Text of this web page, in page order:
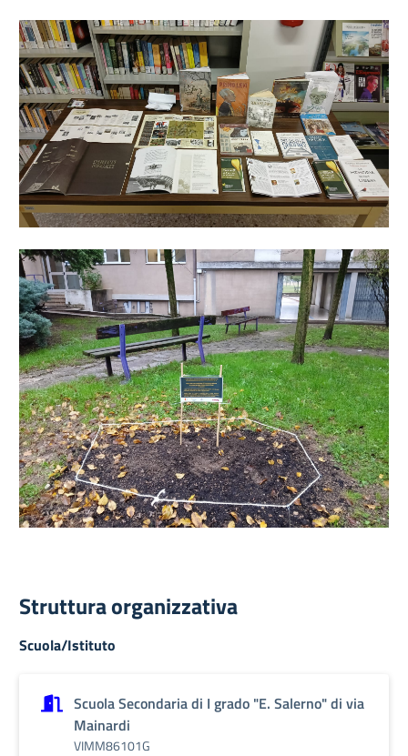
Struttura organizzativa
Scuola/Istituto
Scuola Secondaria di I grado "E. Salerno" di via
Mainardi
VIMM86101G